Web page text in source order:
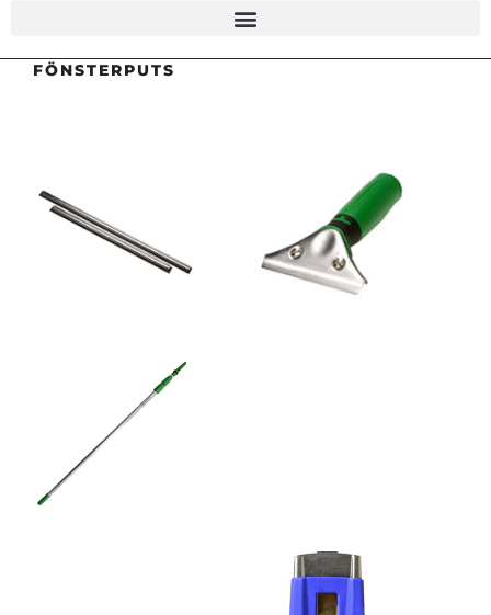
FÖNSTERPUTS